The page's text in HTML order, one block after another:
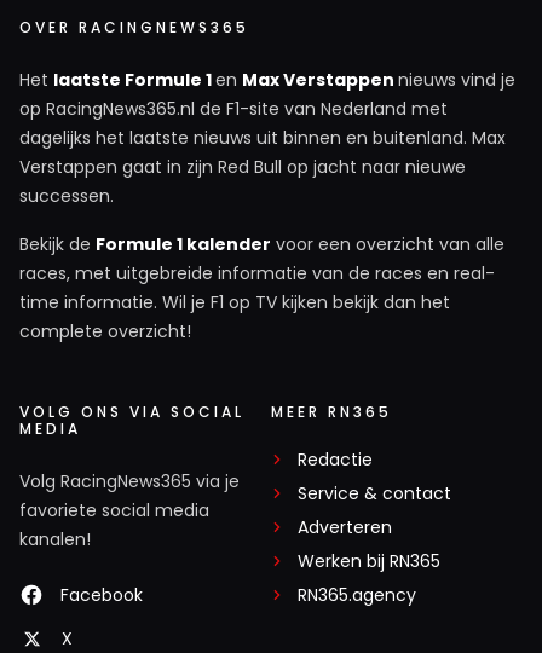
OVER RACINGNEWS365
Het laatste Formule 1en Max Verstappen nieuws vind je
op RacingNews365.nl de F1-site van Nederland met
dagelijks het laatste nieuws uit binnen en buitenland. Max
Verstappen gaat in zijn Red Bull op jacht naar nieuwe
successen.
Bekijk de Formule 1 kalender voor een overzicht van alle
races, met uitgebreide informatie van de races en real-
time informatie. Wil je F1 op TV kijken bekijk dan het
complete overzicht!
VOLG ONS VIA SOCIAL
MEDIA
Volg RacingNews365 via je
favoriete social media
kanalen!
Facebook
X
MEER RN365
Redactie
Service & contact
Adverteren
Werken bij RN365
RN365.agency